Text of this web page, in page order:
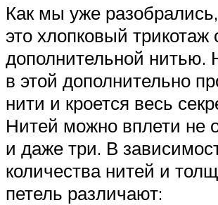
Как мы уже
это хлопковый трикотаж
дополнительной нитью.
в этой дополнительно
нити и кроется весь
Нитей можно вплети не
и даже три. В
количества нитей и
петель различают: